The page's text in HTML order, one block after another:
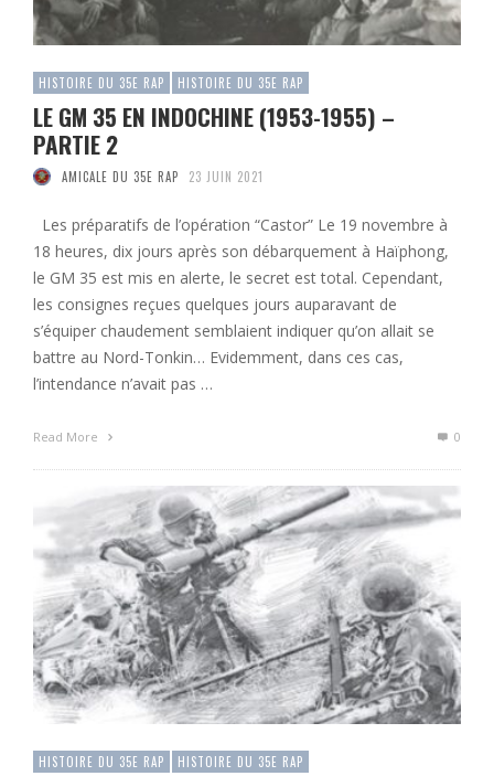
HISTOIRE DU 35E RAP HISTOIRE DU 35E RAP
LE GM 35 EN INDOCHINE (1953-1955) –
PARTIE 2
AMICALE DU 35E RAP 23 JUIN 2021
Les préparatifs de l’opération “Castor” Le 19 novembre à
18 heures, dix jours après son débarquement à Haïphong,
le GM 35 est mis en alerte, le secret est total. Cependant,
les consignes reçues quelques jours auparavant de
s’équiper chaudement semblaient indiquer qu’on allait se
battre au Nord-Tonkin… Evidemment, dans ces cas,
l’intendance n’avait pas …
Read More 0
HISTOIRE DU 35E RAP HISTOIRE DU 35E RAP